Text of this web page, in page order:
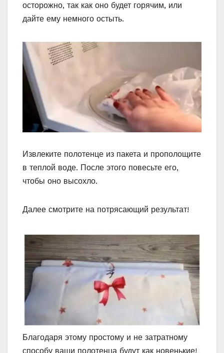
осторожно, так как оно будет горячим, или
дайте ему немного остыть.
Извлеките полотенце из пакета и прополощите
в теплой воде. После этого повесьте его,
чтобы оно высохло.
Далее смотрите на потрясающий результат!
Благодаря этому простому и не затратному
способу ваши полотенца будут как новенькие!